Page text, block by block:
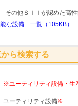
の他ＳＩＩが認めた高
な設備 一覧（105KB）
ら検索する
※ユーティリティ設備・生
ユーティリティ設備※